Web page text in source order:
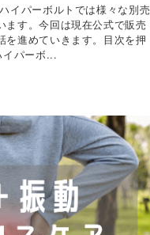
イパーボルトでは様々な別売
ます。今回は現在公式で販売
を進めていきます。目次を押
パーボ...